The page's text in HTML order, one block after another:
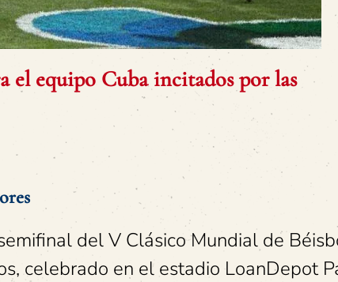
el equipo Cuba incitados por las
del V Clásico Mundial de
celebrado en el estadio LoanDepot